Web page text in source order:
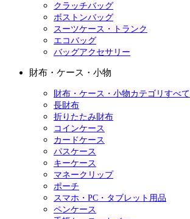
クラッチバッグ
ボストンバッグ
スーツケース・トランク
エコバッグ
バッグアクセサリー
財布・ケース・小物
財布・ケース・小物カテゴリすべて
長財布
折りたたみ財布
コインケース
カードケース
パスケース
キーケース
マネークリップ
ポーチ
スマホ・PC・タブレット用品
ペンケース